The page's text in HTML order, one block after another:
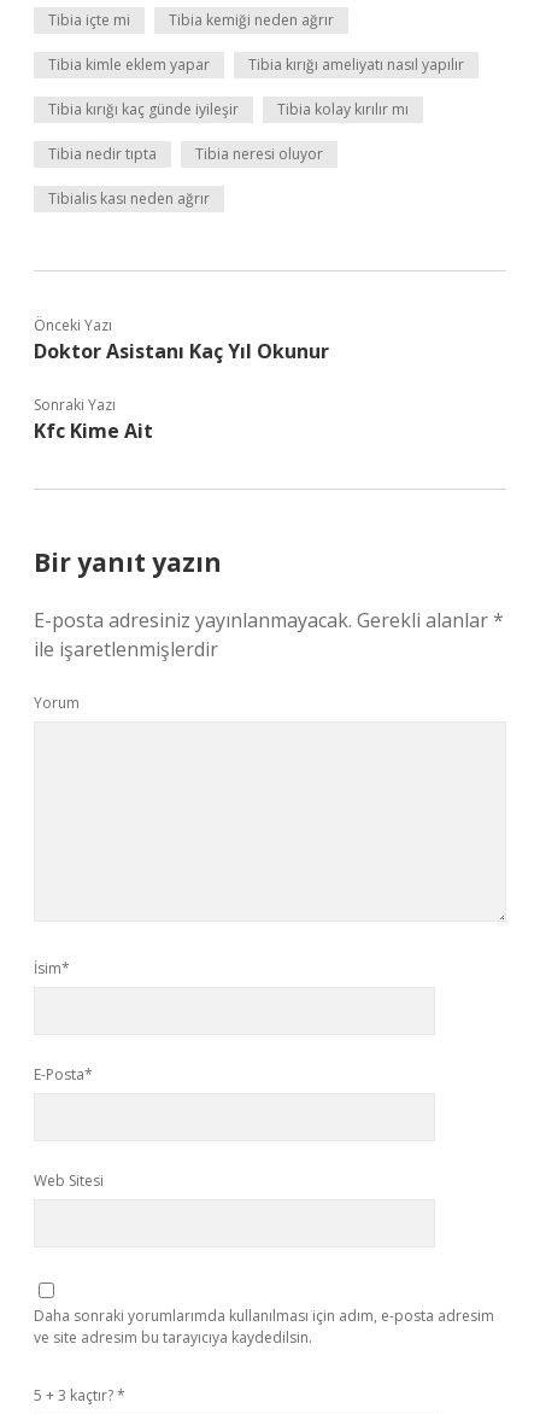
Tibia içte mi Tibia kemiği neden ağrır
Tibia kimle eklem yapar Tibia kırığı ameliyatı nasıl yapılır
Tibia kırığı kaç günde iyileşir Tibia kolay kırılır mı
Tibia nedir tıpta Tibia neresi oluyor
Tibialis kası neden ağrır
Önceki Yazı
Doktor Asistanı Kaç Yıl Okunur
Sonraki Yazı
Kfc Kime Ait
Bir yanıt yazın
E-posta adresiniz yayınlanmayacak. Gerekli alanlar*
ile işaretlenmişlerdir
Yorum
İsim*
E-Posta*
Web Sitesi
Daha sonraki yorumlarımda kullanılması için adım, e-posta adresim
ve site adresim bu tarayıcıya kaydedilsin.
5 + 3 kaçtır?*